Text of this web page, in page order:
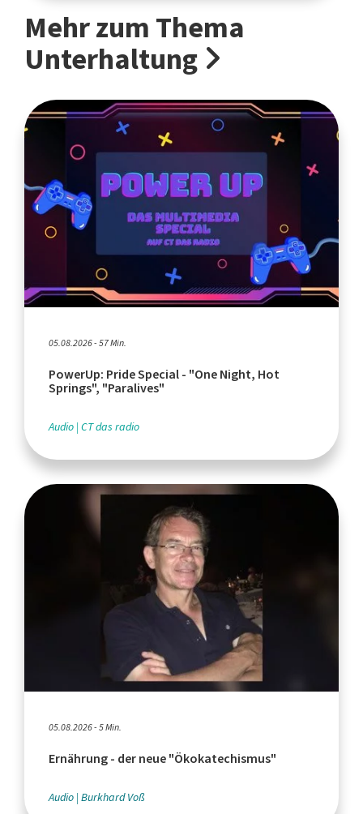
Mehr zum Thema
Unterhaltung
05.08.2026 - 57 Min.
PowerUp: Pride Special - "One Night, Hot
Springs", "Paralives"
Audio CT das radio
05.08.2026 - 5 Min.
Ernährung - der neue "Ökokatechismus"
Audio Burkhard Voß